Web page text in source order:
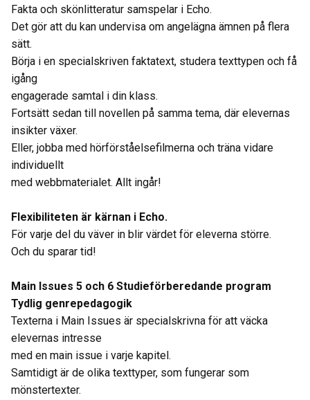
Fakta och skönlitteratur samspelar i Echo.
Det gör att du kan undervisa om angelägna ämnen på flera
sätt.
Börja i en specialskriven faktatext, studera texttypen och få
igång
engagerade samtal i din klass.
Fortsätt sedan till novellen på samma tema, där elevernas
insikter växer.
Eller, jobba med hörförståelsefilmerna och träna vidare
individuellt
med webbmaterialet. Allt ingår!
Flexibiliteten är kärnan i Echo.
För varje del du väver in blir värdet för eleverna större.
Och du sparar tid!
Main Issues 5 och 6 Studieförberedande program
Tydlig genrepedagogik
Texterna i Main Issues är specialskrivna för att väcka
elevernas intresse
med en main issue i varje kapitel.
Samtidigt är de olika texttyper, som fungerar som
mönstertexter.